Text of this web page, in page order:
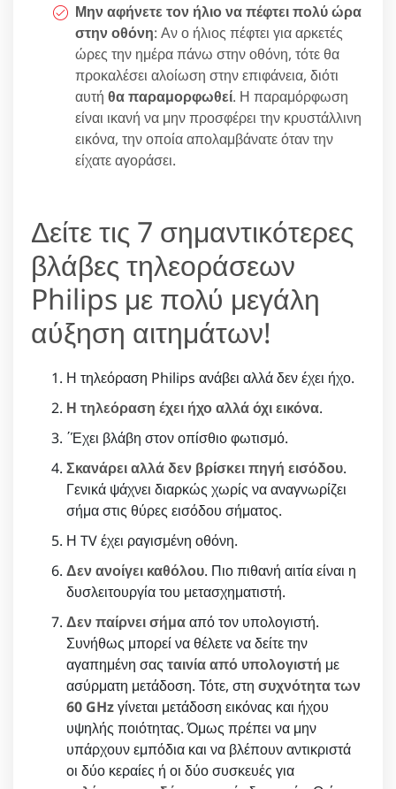
Μην αφήνετε τον ήλιο να πέφτει πολύ ώρα
στην οθόνη: Αν ο ήλιος πέφτει για αρκετές
ώρες την ημέρα πάνω στην οθόνη, τότε θα
προκαλέσει αλοίωση στην επιφάνεια, διότι
αυτή θα παραμορφωθεί. Η παραμόρφωση
είναι ικανή να μην προσφέρει την κρυστάλλινη
εικόνα, την οποία απολαμβάνατε όταν την
είχατε αγοράσει.
Δείτε τις 7 σημαντικότερες
βλάβες τηλεοράσεων
Philips με πολύ μεγάλη
αύξηση αιτημάτων!
Η τηλεόραση Philips ανάβει αλλά δεν έχει ήχο.
Η τηλεόραση έχει ήχο αλλά όχι εικόνα.
΄Έχει βλάβη στον οπίσθιο φωτισμό.
Σκανάρει αλλά δεν βρίσκει πηγή εισόδου.
Γενικά ψάχνει διαρκώς χωρίς να αναγνωρίζει
σήμα στις θύρες εισόδου σήματος.
Η TV έχει ραγισμένη οθόνη.
Δεν ανοίγει καθόλου. Πιο πιθανή αιτία είναι η
δυσλειτουργία του μετασχηματιστή.
Δεν παίρνει σήμααπό τον υπολογιστή.
Συνήθως μπορεί να θέλετε να δείτε την
αγαπημένη σας ταινία από υπολογιστή με
ασύρματη μετάδοση. Τότε, στη συχνότητα των
60 GHzγίνεται μετάδοση εικόνας και ήχου
υψηλής ποιότητας. Όμως πρέπει να μην
υπάρχουν εμπόδια και να βλέπουν αντικριστά
οι δύο κεραίες ή οι δύο συσκευές για